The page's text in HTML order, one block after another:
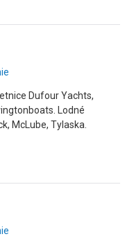
Dufour Yachts,
Lodné
McLube, Tylaska.